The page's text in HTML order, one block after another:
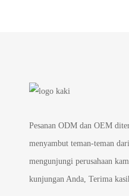
Pesanan ODM dan OEM
menyambut teman-teman
mengunjungi perusahaan
kunjungan Anda, Terima